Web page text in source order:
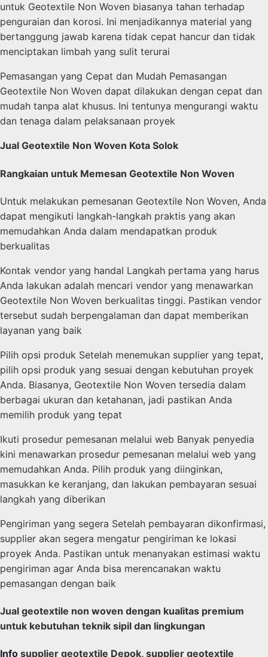
untuk Geotextile Non Woven biasanya tahan terhadap
penguraian dan korosi. Ini menjadikannya material yang
bertanggung jawab karena tidak cepat hancur dan tidak
menciptakan limbah yang sulit terurai
Pemasangan yang Cepat dan Mudah Pemasangan
Geotextile Non Woven dapat dilakukan dengan cepat dan
mudah tanpa alat khusus. Ini tentunya mengurangi waktu
dan tenaga dalam pelaksanaan proyek
Jual Geotextile Non Woven Kota Solok
Rangkaian untuk Memesan Geotextile Non Woven
Untuk melakukan pemesanan Geotextile Non Woven, Anda
dapat mengikuti langkah-langkah praktis yang akan
memudahkan Anda dalam mendapatkan produk
berkualitas
Kontak vendor yang handal Langkah pertama yang harus
Anda lakukan adalah mencari vendor yang menawarkan
Geotextile Non Woven berkualitas tinggi. Pastikan vendor
tersebut sudah berpengalaman dan dapat memberikan
layanan yang baik
Pilih opsi produk Setelah menemukan supplier yang tepat,
pilih opsi produk yang sesuai dengan kebutuhan proyek
Anda. Biasanya, Geotextile Non Woven tersedia dalam
berbagai ukuran dan ketahanan, jadi pastikan Anda
memilih produk yang tepat
Ikuti prosedur pemesanan melalui web Banyak penyedia
kini menawarkan prosedur pemesanan melalui web yang
memudahkan Anda. Pilih produk yang diinginkan,
masukkan ke keranjang, dan lakukan pembayaran sesuai
langkah yang diberikan
Pengiriman yang segera Setelah pembayaran dikonfirmasi,
supplier akan segera mengatur pengiriman ke lokasi
proyek Anda. Pastikan untuk menanyakan estimasi waktu
pengiriman agar Anda bisa merencanakan waktu
pemasangan dengan baik
Jual geotextile non woven dengan kualitas premium
untuk kebutuhan teknik sipil dan lingkungan
Info supplier geotextile Depok, supplier geotextile